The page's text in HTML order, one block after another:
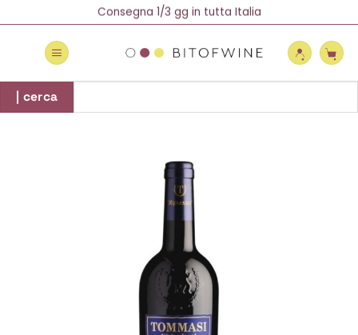
ai
contenuti
Spedizione Gratuita oltre 69 €
Consegna 1/3 gg in tutta Italia
Newsletter = 5% di Sconto!
| cerca